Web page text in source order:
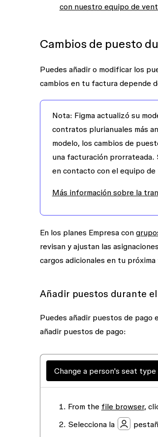
con nuestro equipo de
Cambios de puesto
Puedes añadir o modificar los
cambios en tu factura depende
Nota: Figma actualizó su
contratos plurianuales más
modelo, los cambios de
una facturación
en contacto con el equipo de
Más información sobre la
En los planes Empresa con
revisan y ajustan las
cargos adicionales en tu
Añadir puestos durante
Puedes añadir puestos de pago
añadir puestos de pago:
Change a person's seat type
From the file browser,
Selecciona la